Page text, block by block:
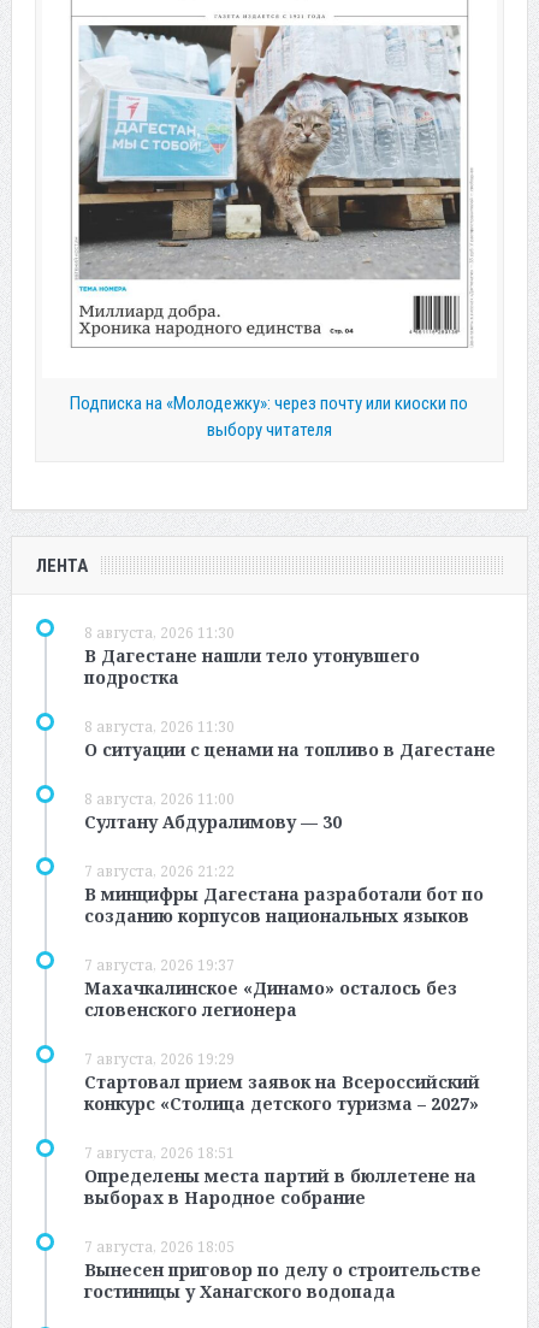
Подписка на «Молодежку»: через почту или киоски по
выбору читателя
ЛЕНТА
8 августа, 2026 11:30
В Дагестане нашли тело утонувшего
подростка
8 августа, 2026 11:30
О ситуации с ценами на топливо в Дагестане
8 августа, 2026 11:00
Султану Абдуралимову — 30
7 августа, 2026 21:22
В минцифры Дагестана разработали бот по
созданию корпусов национальных языков
7 августа, 2026 19:37
Махачкалинское «Динамо» осталось без
словенского легионера
7 августа, 2026 19:29
Стартовал прием заявок на Всероссийский
конкурс «Столица детского туризма – 2027»
7 августа, 2026 18:51
Определены места партий в бюллетене на
выборах в Народное собрание
7 августа, 2026 18:05
Вынесен приговор по делу о строительстве
гостиницы у Ханагского водопада